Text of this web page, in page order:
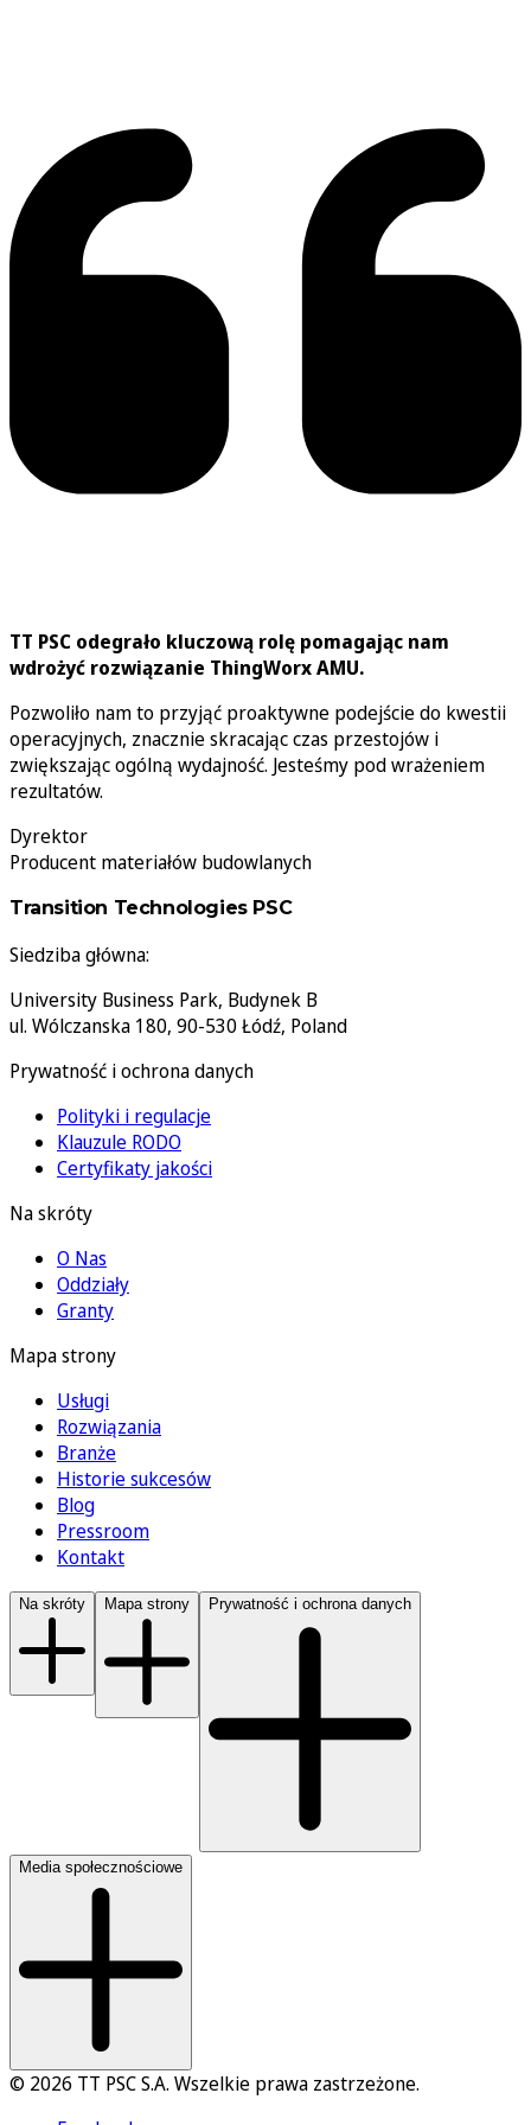
TT PSC odegrało kluczową rolę pomagając nam
wdrożyć rozwiązanie ThingWorx AMU.
Pozwoliło nam to przyjąć proaktywne podejście do kwestii
operacyjnych, znacznie skracając czas przestojów i
zwiększając ogólną wydajność. Jesteśmy pod wrażeniem
rezultatów.
Dyrektor
Producent materiałów budowlanych
Transition Technologies PSC
Siedziba główna:
University Business Park, Budynek B
ul. Wólczanska 180, 90-530 Łódź, Poland
Prywatność i ochrona danych
Polityki i regulacje
Klauzule RODO
Certyfikaty jakości
Na skróty
O Nas
Oddziały
Granty
Mapa strony
Usługi
Rozwiązania
Branże
Historie sukcesów
Blog
Pressroom
Kontakt
Na skróty Mapa strony Prywatność i ochrona danych
Media społecznościowe
© 2026 TT PSC S.A. Wszelkie prawa zastrzeżone.